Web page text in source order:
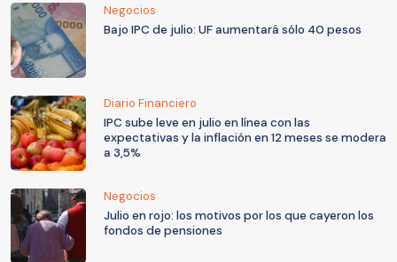
Negocios
Bajo IPC de julio: UF aumentará sólo 40 pesos
Diario Financiero
IPC sube leve en julio en línea con las
expectativas y la inflación en 12 meses se modera
a 3,5%
Negocios
Julio en rojo: los motivos por los que cayeron los
fondos de pensiones